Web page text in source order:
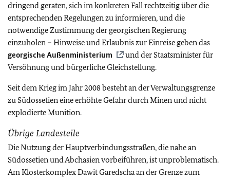
dringend geraten, sich im konkreten Fall rechtzeitig über die
entsprechenden Regelungen zu informieren, und die
notwendige Zustimmung der georgischen Regierung
einzuholen – Hinweise und Erlaubnis zur Einreise geben das
georgische Außenministerium
und der Staatsminister für
Versöhnung und bürgerliche Gleichstellung.
Seit dem Krieg im Jahr 2008 besteht an der Verwaltungsgrenze
zu Südossetien eine erhöhte Gefahr durch Minen und nicht
explodierte Munition.
Übrige Landesteile
Die Nutzung der Hauptverbindungsstraßen, die nahe an
Südossetien und Abchasien vorbeiführen, ist unproblematisch.
Am Klosterkomplex Dawit Garedscha an der Grenze zum